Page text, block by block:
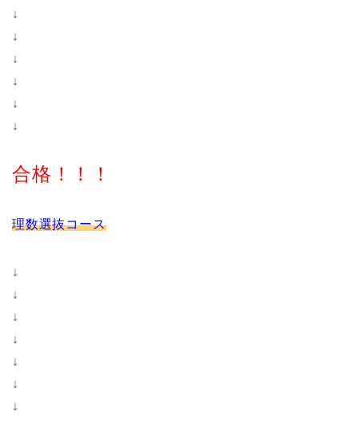
↓
↓
↓
↓
↓
↓
合格！！！
理数選抜コース
↓
↓
↓
↓
↓
↓
↓